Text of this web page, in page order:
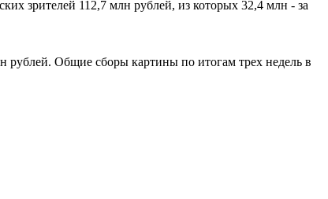
зрителей 112,7 млн рублей, из которых 32,4 млн - за
Общие сборы картины по итогам трех недель в